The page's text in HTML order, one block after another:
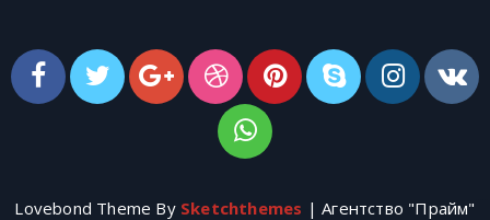
Lovebond Theme By Sketchthemes | Агентство "Прайм"